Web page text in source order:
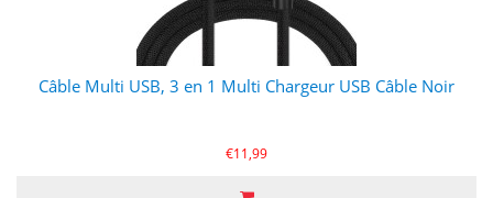
Câble Multi USB, 3 en 1 Multi Chargeur USB Câble Noir
€11,99